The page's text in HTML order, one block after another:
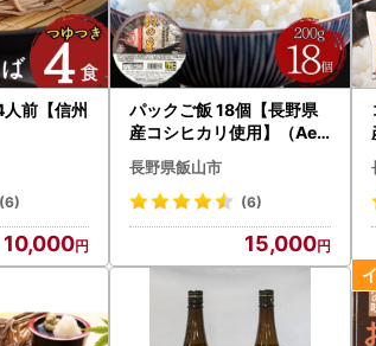
前【信州
(6)
10,000
パックご飯 18個【長野県
産コシヒカリ使用】（Ae-
002）| パックご飯
長野県飯山市
(6)
15,000